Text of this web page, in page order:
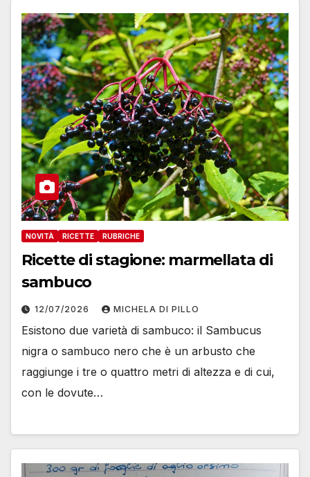
NOVITÀ RICETTE RUBRICHE
Ricette di stagione: marmellata di
sambuco
12/07/2026 MICHELA DI PILLO
Esistono due varietà di sambuco: il Sambucus
nigra o sambuco nero che è un arbusto che
raggiunge i tre o quattro metri di altezza e di cui,
con le dovute…